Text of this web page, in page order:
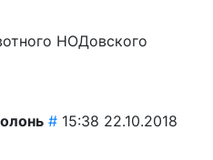
НОДовского
# 15:38 22.10.2018